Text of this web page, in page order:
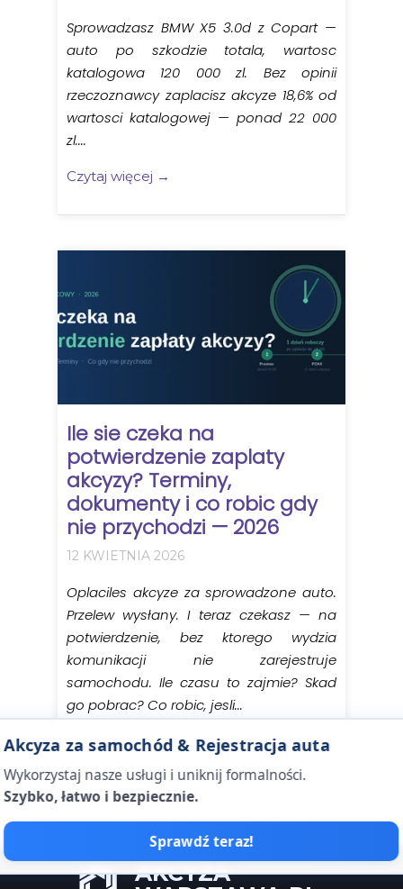
Akcyza za samochód & Rejestracja auta
Wykorzystaj nasze usługi i uniknij formalności.
Szybko, łatwo i bezpiecznie.
Sprawdź teraz!
AKCYZA
Sprowadzasz BMW X5 3.0d z Copart —
auto po szkodzie totala, wartosc
katalogowa 120 000 zl. Bez opinii
rzeczoznawcy zaplacisz akcyze 18,6% od
wartosci katalogowej — ponad 22 000
zl....
Czytaj więcej →
Ile sie czeka na
potwierdzenie zaplaty
akcyzy? Terminy,
dokumenty i co robic gdy
nie przychodzi — 2026
12 KWIETNIA 2026
Oplaciles akcyze za sprowadzone auto.
Przelew wysłany. I teraz czekasz — na
potwierdzenie, bez ktorego wydzia
komunikacji nie zarejestruje
samochodu. Ile czasu to zajmie? Skad
go pobrac? Co robic, jesli...
Czytaj więcej →